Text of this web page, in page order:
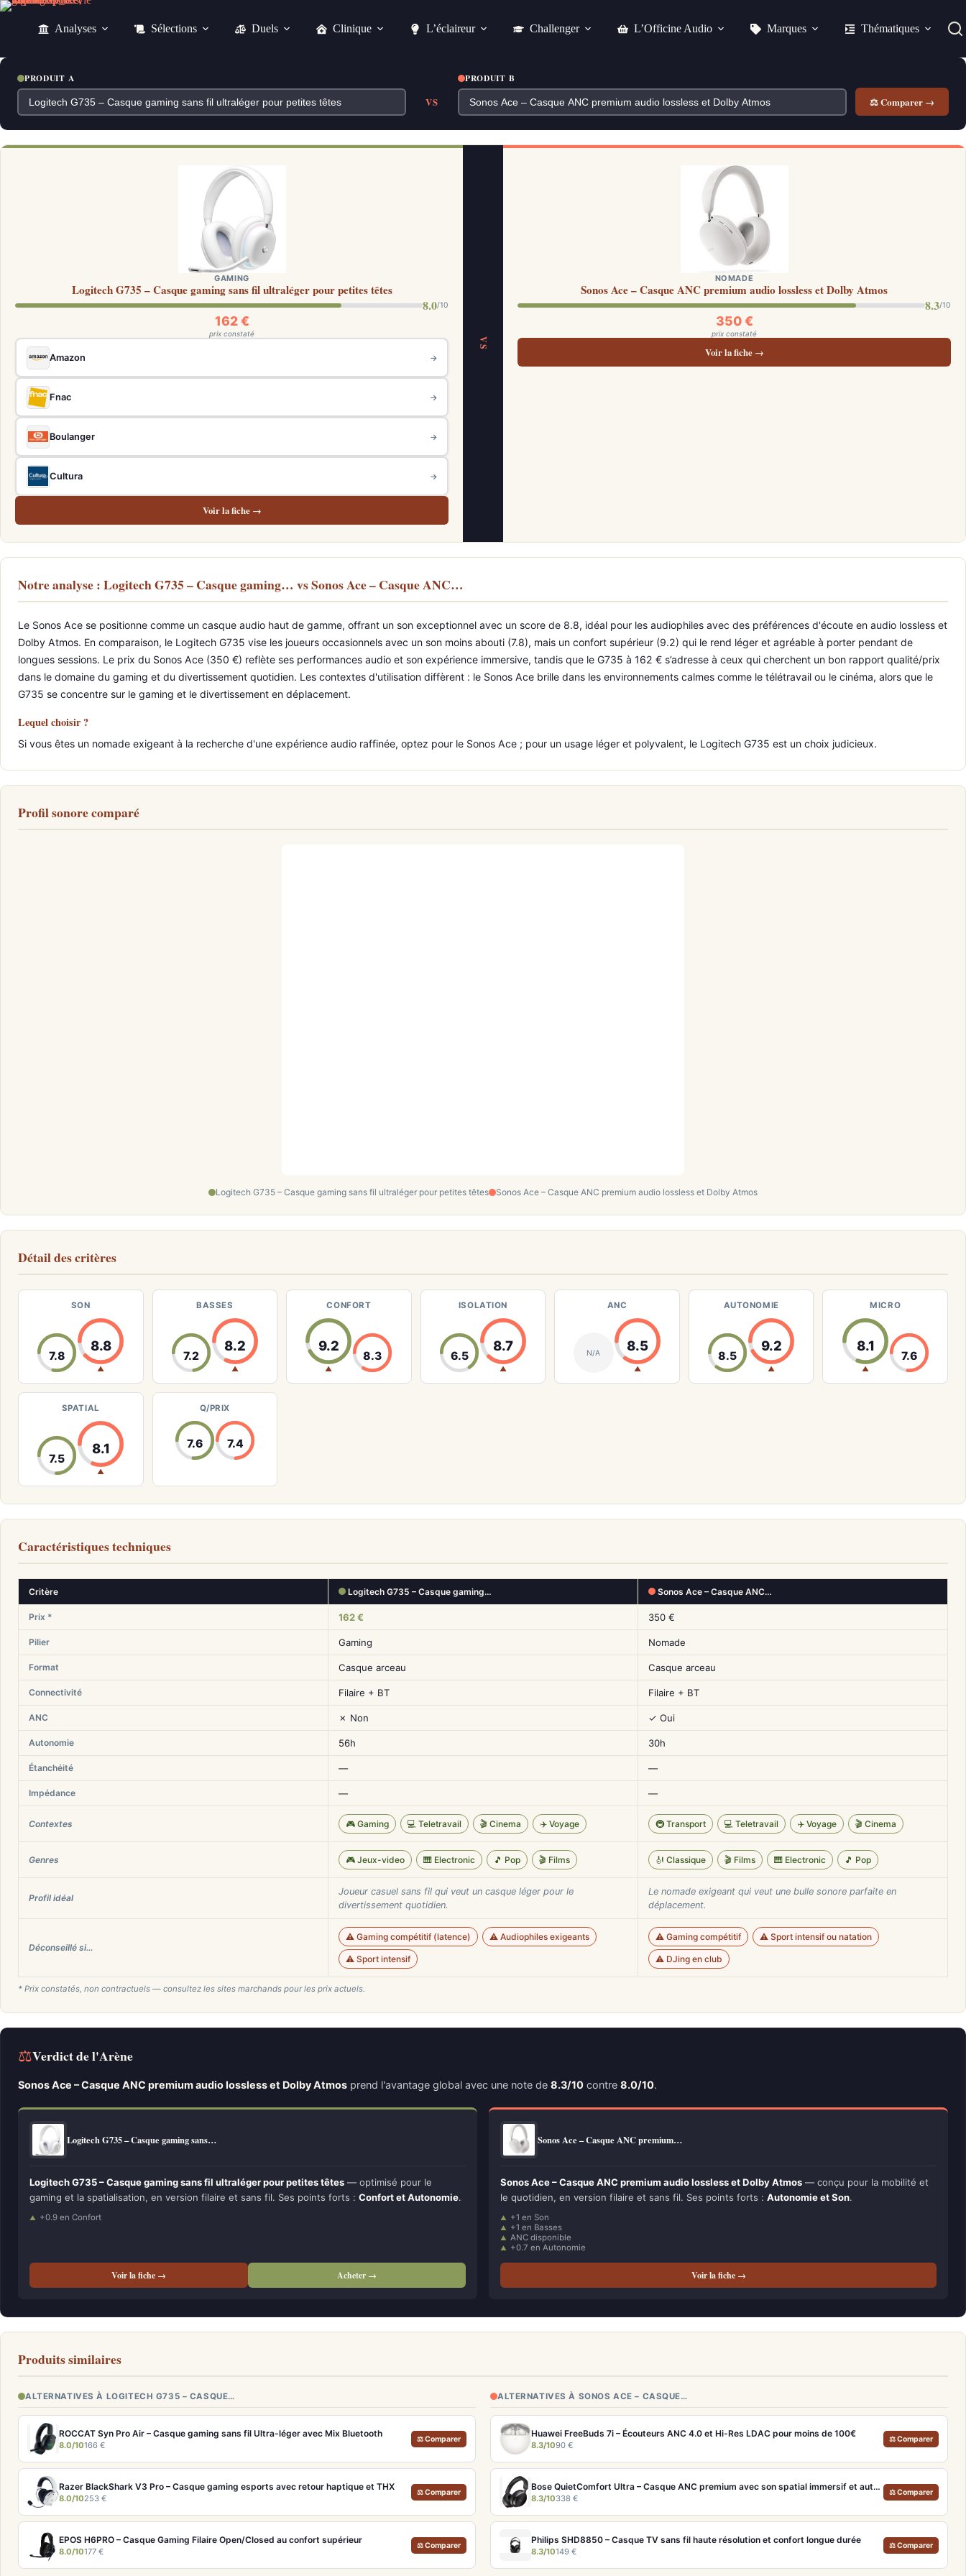
Passer
Analyses Sélections Duels Clinique L’éclaireur Challenger L’Officine Audio Marques Thématiques
PRODUIT A
VS
PRODUIT B
⚖ Comparer →
GAMING
Logitech G735 – Casque gaming sans fil ultraléger pour petites têtes
8.0/10
162 €
prix constaté
Amazon →
Fnac →
Boulanger →
Cultura →
Voir la fiche →
VS
NOMADE
Sonos Ace – Casque ANC premium audio lossless et Dolby Atmos
8.3/10
350 €
prix constaté
Voir la fiche →
Notre analyse : Logitech G735 – Casque gaming… vs Sonos Ace – Casque ANC…
Le Sonos Ace se positionne comme un casque audio haut de gamme, offrant un son exceptionnel avec un score de 8.8, idéal pour les audiophiles avec des préférences d'écoute en audio lossless et
Dolby Atmos. En comparaison, le Logitech G735 vise les joueurs occasionnels avec un son moins abouti (7.8), mais un confort supérieur (9.2) qui le rend léger et agréable à porter pendant de
longues sessions. Le prix du Sonos Ace (350 €) reflète ses performances audio et son expérience immersive, tandis que le G735 à 162 € s’adresse à ceux qui cherchent un bon rapport qualité/prix
dans le domaine du gaming et du divertissement quotidien. Les contextes d'utilisation diffèrent : le Sonos Ace brille dans les environnements calmes comme le télétravail ou le cinéma, alors que le
G735 se concentre sur le gaming et le divertissement en déplacement.
Lequel choisir ?
Si vous êtes un nomade exigeant à la recherche d'une expérience audio raffinée, optez pour le Sonos Ace ; pour un usage léger et polyvalent, le Logitech G735 est un choix judicieux.
Profil sonore comparé
Logitech G735 – Casque gaming sans fil ultraléger pour petites têtes Sonos Ace – Casque ANC premium audio lossless et Dolby Atmos
Détail des critères
SON
7.8
8.8
▲
BASSES
7.2
8.2
▲
CONFORT
9.2
▲
8.3
ISOLATION
6.5
8.7
▲
ANC
N/A 8.5
▲
AUTONOMIE
8.5
9.2
▲
MICRO
8.1
▲
7.6
SPATIAL
7.5
8.1
▲
Q/PRIX
7.6 7.4
Caractéristiques techniques
Critère Logitech G735 – Casque gaming… Sonos Ace – Casque ANC…
Prix * 162 € 350 €
Pilier Gaming Nomade
Format Casque arceau Casque arceau
Connectivité Filaire + BT Filaire + BT
ANC ✗ Non ✓ Oui
Autonomie 56h 30h
Étanchéité — —
Impédance — —
Contextes 🎮 Gaming 💻 Teletravail 🎬 Cinema ✈️ Voyage 🚇 Transport 💻 Teletravail ✈️ Voyage 🎬 Cinema
Genres 🎮 Jeux-video 🎹 Electronic 🎵 Pop 🎬 Films 🎻 Classique 🎬 Films 🎹 Electronic 🎵 Pop
Profil idéal
Joueur casuel sans fil qui veut un casque léger pour le
divertissement quotidien.
Le nomade exigeant qui veut une bulle sonore parfaite en
déplacement.
Déconseillé si…
⚠️ Gaming compétitif (latence) ⚠️ Audiophiles exigeants
⚠️ Sport intensif
⚠️ Gaming compétitif ⚠️ Sport intensif ou natation
⚠️ DJing en club
* Prix constatés, non contractuels — consultez les sites marchands pour les prix actuels.
⚖Verdict de l'Arène
Sonos Ace – Casque ANC premium audio lossless et Dolby Atmos prend l'avantage global avec une note de 8.3/10 contre 8.0/10.
Logitech G735 – Casque gaming sans…
Logitech G735 – Casque gaming sans fil ultraléger pour petites têtes — optimisé pour le
gaming et la spatialisation, en version filaire et sans fil. Ses points forts : Confort et Autonomie.
+0.9 en Confort
Voir la fiche → Acheter →
Sonos Ace – Casque ANC premium…
Sonos Ace – Casque ANC premium audio lossless et Dolby Atmos — conçu pour la mobilité et
le quotidien, en version filaire et sans fil. Ses points forts : Autonomie et Son.
+1 en Son
+1 en Basses
ANC disponible
+0.7 en Autonomie
Voir la fiche →
Produits similaires
ALTERNATIVES À LOGITECH G735 – CASQUE…
ROCCAT Syn Pro Air – Casque gaming sans fil Ultra-léger avec Mix Bluetooth
8.0/10166 €
⚖ Comparer
Razer BlackShark V3 Pro – Casque gaming esports avec retour haptique et THX
8.0/10253 €
⚖ Comparer
EPOS H6PRO – Casque Gaming Filaire Open/Closed au confort supérieur
8.0/10177 €
⚖ Comparer
ALTERNATIVES À SONOS ACE – CASQUE…
Huawei FreeBuds 7i – Écouteurs ANC 4.0 et Hi-Res LDAC pour moins de 100€
8.3/1090 €
⚖ Comparer
Bose QuietComfort Ultra – Casque ANC premium avec son spatial immersif et autonomie 30h
8.3/10338 €
⚖ Comparer
Philips SHD8850 – Casque TV sans fil haute résolution et confort longue durée
8.3/10149 €
⚖ Comparer